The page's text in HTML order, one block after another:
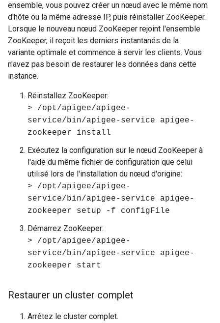
ensemble, vous pouvez créer un nœud avec le même nom
d'hôte ou la même adresse IP, puis réinstaller ZooKeeper.
Lorsque le nouveau nœud ZooKeeper rejoint l'ensemble
ZooKeeper, il reçoit les derniers instantanés de la
variante optimale et commence à servir les clients. Vous
n'avez pas besoin de restaurer les données dans cette
instance.
Réinstallez ZooKeeper:
> /opt/apigee/apigee-
service/bin/apigee-service apigee-
zookeeper install
Exécutez la configuration sur le nœud ZooKeeper à
l'aide du même fichier de configuration que celui
utilisé lors de l'installation du nœud d'origine:
> /opt/apigee/apigee-
service/bin/apigee-service apigee-
zookeeper setup -f configFile
Démarrez ZooKeeper:
> /opt/apigee/apigee-
service/bin/apigee-service apigee-
zookeeper start
Restaurer un cluster complet
Arrêtez le cluster complet.